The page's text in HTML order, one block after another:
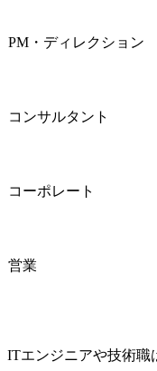
PM・ディレクション
コンサルタント
コーポレート
営業
ITエンジニアや技術職